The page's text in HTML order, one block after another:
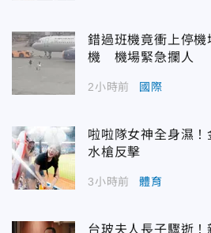
錯過班機竟衝上停
機 機場緊急攔人
2小時前 國際
啦啦隊女神全身濕
水槍反擊
3小時前 體育
台玻夫人長子驟逝